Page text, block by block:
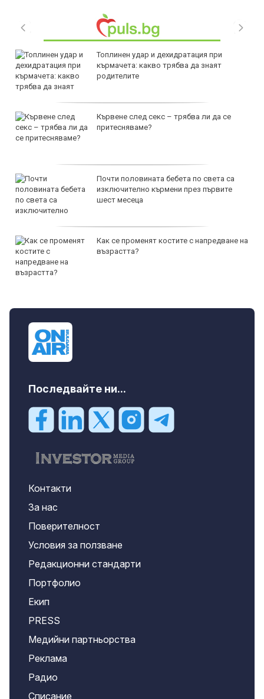
Топлинен удар и дехидратация при
кърмачета: какво трябва да знаят
родителите
Кървене след секс – трябва ли да се
притесняваме?
Почти половината бебета по света са
изключително кърмени през първите
шест месеца
Как се променят костите с напредване на
възрастта?
Последвайте ни...
Контакти
За нас
Поверителност
Условия за ползване
Редакционни стандарти
Портфолио
Екип
PRESS
Медийни партньорства
Реклама
Радио
Списание